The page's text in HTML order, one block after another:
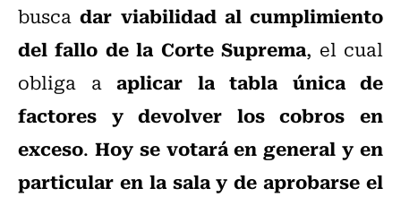
buscadar viabilidad al cumplimiento
del fallo de la Corte Suprema, el cual
obliga a aplicar la tabla única de
factores y devolver los cobros en
exceso. Hoy se votará en general y en
particular en la sala y de aprobarse el